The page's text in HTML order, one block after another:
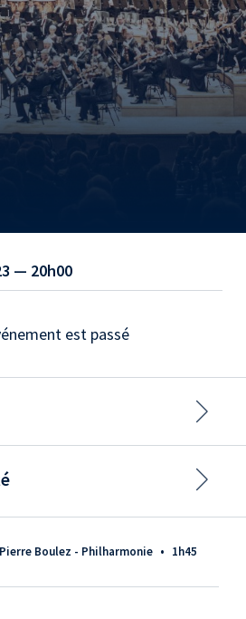
Boulez - Philharmonie • 1h45
— 20h00
est passé